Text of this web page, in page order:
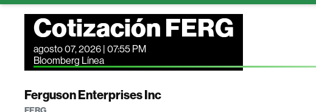
Cotización FERG
agosto 07, 2026 | 07:55 PM
Bloomberg Línea
Ferguson Enterprises Inc